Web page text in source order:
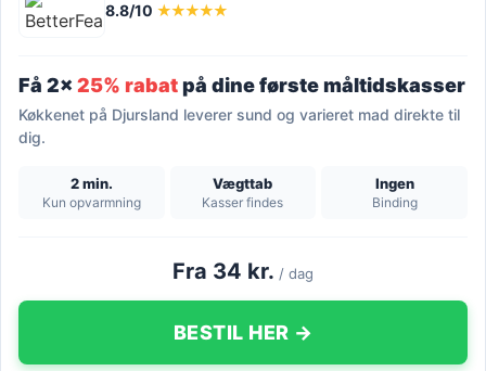
8.8/10 ★★★★★
Få 2x 25% rabatpå dine første måltidskasser
Køkkenet på Djursland leverer sund og varieret mad direkte til
dig.
2 min.
Kun opvarmning
Vægttab
Kasser findes
Ingen
Binding
Fra 34 kr. / dag
BESTIL HER →